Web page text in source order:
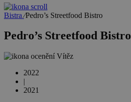
Bistra⁄Pedro’s Streetfood Bistro
Pedro’s Streetfood Bistro
Vítěz
2022
|
2021